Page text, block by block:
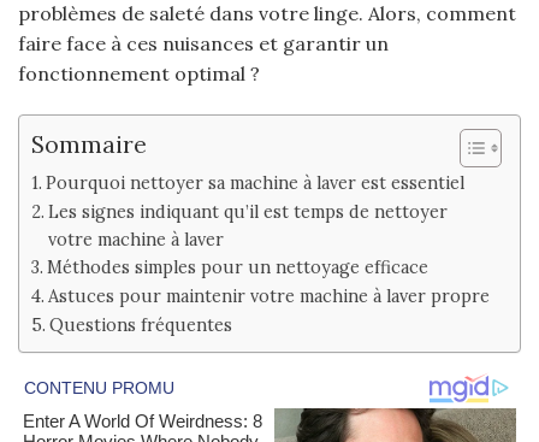
problèmes de saleté dans votre linge. Alors, comment
faire face à ces nuisances et garantir un
fonctionnement optimal ?
Sommaire
Pourquoi nettoyer sa machine à laver est essentiel
Les signes indiquant qu’il est temps de nettoyer
votre machine à laver
Méthodes simples pour un nettoyage efficace
Astuces pour maintenir votre machine à laver propre
Questions fréquentes